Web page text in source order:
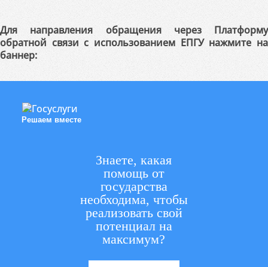
Для направления обращения через Платформу
обратной связи с использованием ЕПГУ нажмите на
баннер:
Решаем вместе
Знаете, какая
помощь от
государства
необходима, чтобы
реализовать свой
потенциал на
максимум?